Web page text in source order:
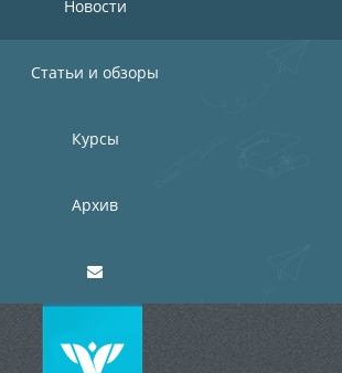
Новости
Статьи и обзоры
Курсы
Архив